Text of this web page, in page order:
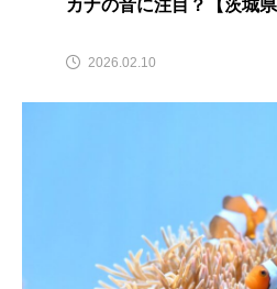
カイエビ
カイロウドウケツ カイワ
カナの音に注目？【茨城県
2026.02.10